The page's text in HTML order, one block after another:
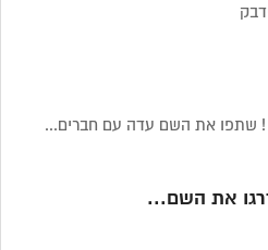
! שתפו את השם עדה עם חברים...
את השם...